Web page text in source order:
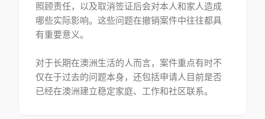
照顾责任，以及取消签证后会对本人和家人造成
哪些实际影响。这些问题在撤销案件中往往都具
有重要意义。
对于长期在澳洲生活的人而言，案件重点有时不
仅在于过去的问题本身，还包括申请人目前是否
已经在澳洲建立稳定家庭、工作和社区联系。